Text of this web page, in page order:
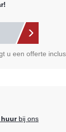
u een offerte
bij ons